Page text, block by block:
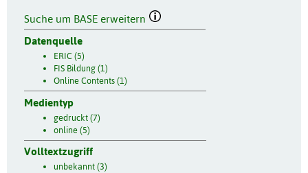
Suche um BASE erweitern
Datenquelle
ERIC (5)
FIS Bildung (1)
Online Contents (1)
Medientyp
gedruckt (7)
online (5)
Volltextzugriff
unbekannt (3)